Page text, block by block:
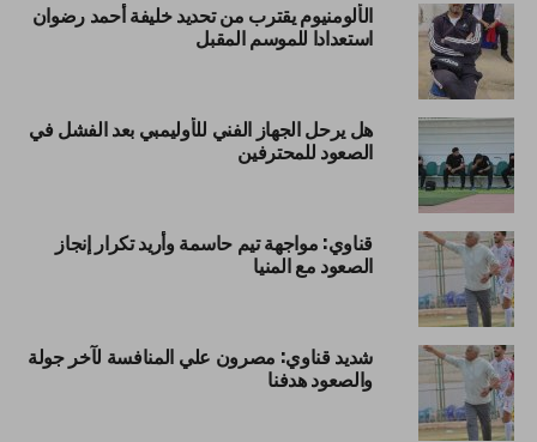
الألومنيوم يقترب من تحديد خليفة أحمد رضوان
استعدادا للموسم المقبل
هل يرحل الجهاز الفني للأوليمبي بعد الفشل في
الصعود للمحترفين
قناوي: مواجهة تيم حاسمة وأريد تكرار إنجاز
الصعود مع المنيا
شديد قناوي: مصرون علي المنافسة لآخر جولة
والصعود هدفنا